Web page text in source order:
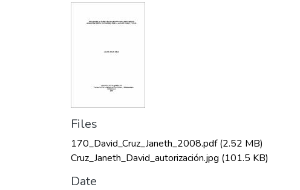
Files
170_David_Cruz_Janeth_2008.pdf(2.52 MB)
Cruz_Janeth_David_autorización.jpg (101.5 KB)
Date